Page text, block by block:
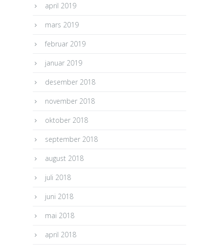
april 2019
mars 2019
februar 2019
januar 2019
desember 2018
november 2018
oktober 2018
september 2018
august 2018
juli 2018
juni 2018
mai 2018
april 2018